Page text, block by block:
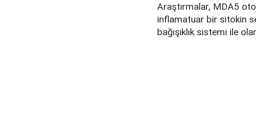
Araştırmalar, MDA5
inflamatuar bir sitokin
bağışıklık sistemi ile